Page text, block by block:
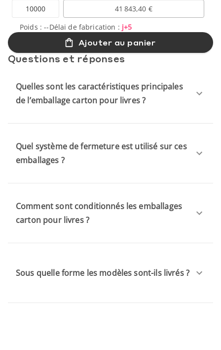
10000
41 843,40 €
Poids :--Délai de fabrication : j+5
Ajouter au panier
Questions et réponses
Quelles sont les caractéristiques principales
de l’emballage carton pour livres ?
Quel système de fermeture est utilisé sur ces
emballages ?
Comment sont conditionnés les emballages
carton pour livres ?
Sous quelle forme les modèles sont-ils livrés ?